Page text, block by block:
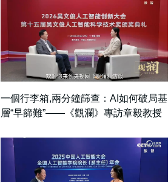
一個行李箱,兩分鐘篩查：AI如何破局基
層“早篩難”——《觀瀾》專訪章毅教授